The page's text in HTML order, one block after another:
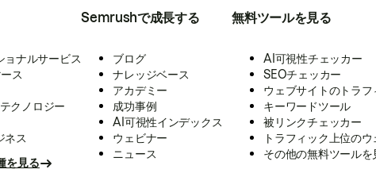
ョナルサービス
ス
クノロジー
ネス
を見る
Semrushで成長する
ブログ
ナレッジベース
アカデミー
成功事例
AI可視性インデックス
ウェビナー
ニュース
無料ツールを見る
AI可視性チェッカー
SEOチェッカー
ウェブサイトのトラ
キーワードツール
被リンクチェッカー
トラフィック上位の
その他の無料ツールを